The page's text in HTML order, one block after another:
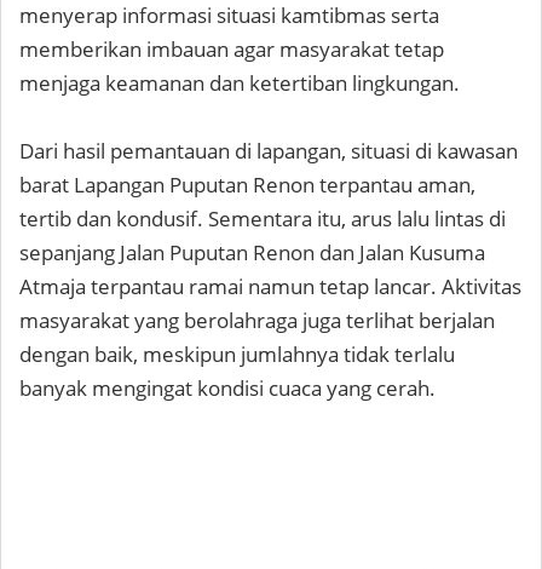
menyerap informasi situasi kamtibmas serta
memberikan imbauan agar masyarakat tetap
menjaga keamanan dan ketertiban lingkungan.
Dari hasil pemantauan di lapangan, situasi di kawasan
barat Lapangan Puputan Renon terpantau aman,
tertib dan kondusif. Sementara itu, arus lalu lintas di
sepanjang Jalan Puputan Renon dan Jalan Kusuma
Atmaja terpantau ramai namun tetap lancar. Aktivitas
masyarakat yang berolahraga juga terlihat berjalan
dengan baik, meskipun jumlahnya tidak terlalu
banyak mengingat kondisi cuaca yang cerah.